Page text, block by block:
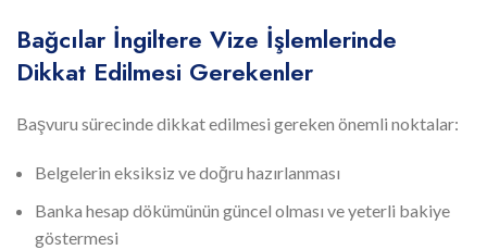
Bağcılar İngiltere Vize İşlemlerinde
Dikkat Edilmesi Gerekenler
Başvuru sürecinde dikkat edilmesi gereken önemli noktalar:
Belgelerin eksiksiz ve doğru hazırlanması
Banka hesap dökümünün güncel olması ve yeterli bakiye
göstermesi